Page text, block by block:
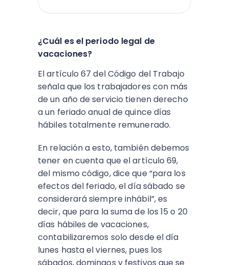
¿Cuál es el periodo legal de
vacaciones?
El artículo 67 del Código del Trabajo
señala que los trabajadores con más
de un año de servicio tienen derecho
a un feriado anual de quince días
hábiles totalmente remunerado.
En relación a esto, también debemos
tener en cuenta que el artículo 69,
del mismo código, dice que “para los
efectos del feriado, el día sábado se
considerará siempre inhábil”, es
decir, que para la suma de los 15 o 20
días hábiles de vacaciones,
contabilizaremos solo desde el día
lunes hasta el viernes, pues los
sábados, domingos y festivos que se